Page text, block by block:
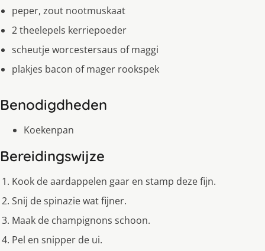
peper, zout nootmuskaat
2 theelepels kerriepoeder
scheutje worcestersaus of maggi
plakjes bacon of mager rookspek
Benodigdheden
Koekenpan
Bereidingswijze
Kook de aardappelen gaar en stamp deze fijn.
Snij de spinazie wat fijner.
Maak de champignons schoon.
Pel en snipper de ui.